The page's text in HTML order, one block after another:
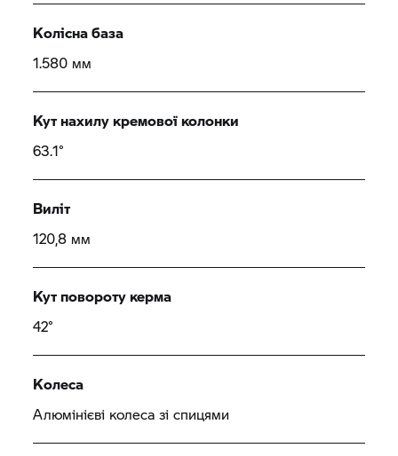
Колісна база
1.580 мм
Кут нахилу кремової колонки
63.1°
Виліт
120,8 мм
Кут повороту керма
42°
Колеса
Алюмінієві колеса зі спицями